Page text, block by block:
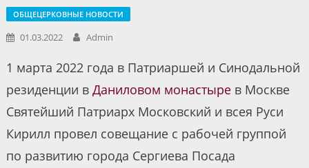
ОБЩЕЦЕРКОВНЫЕ НОВОСТИ
01.03.2022 Admin
1 марта 2022 года в Патриаршей и Синодальной
резиденции в Даниловом монастырев Москве
Святейший Патриарх Московский и всея Руси
Кирилл провел совещание с рабочей группой
по развитию города Сергиева Посада